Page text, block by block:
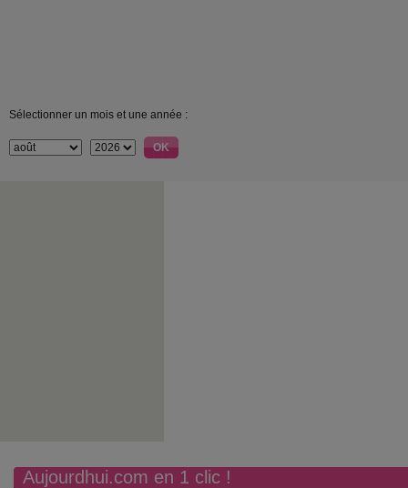
Sélectionner un mois et une année :
Aujourdhui.com en 1 clic !